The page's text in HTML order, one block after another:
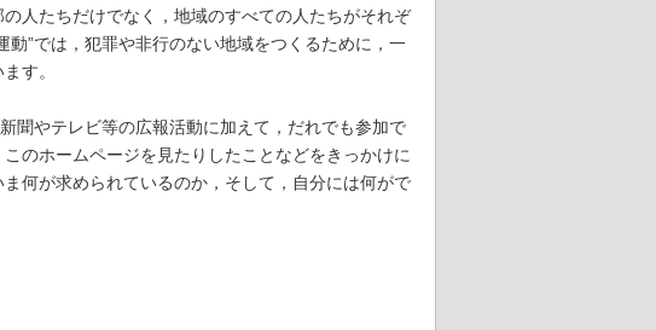
人たちだけでなく，地域のすべての人たちがそれぞ
”では，犯罪や非行のない地域をつくるために，一
す。
聞やテレビ等の広報活動に加えて，だれでも参加で
のホームページを見たりしたことなどをきっかけに
何が求められているのか，そして，自分には何がで